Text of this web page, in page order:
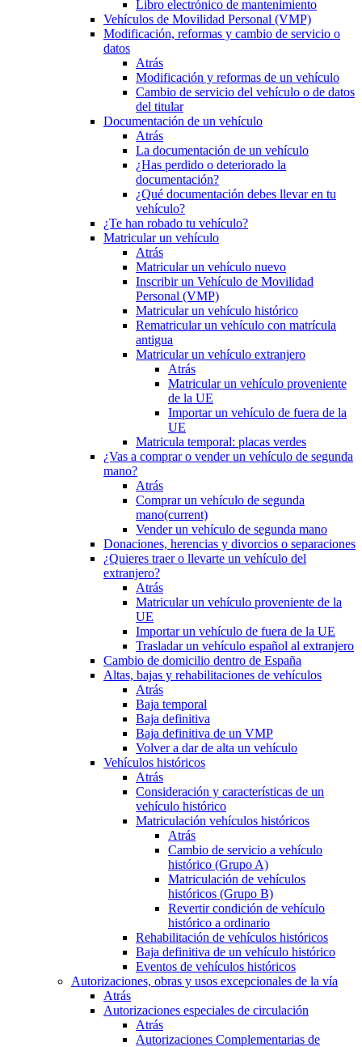
Libro electrónico de mantenimiento
Vehículos de Movilidad Personal (VMP)
Modificación, reformas y cambio de servicio o
datos
Atrás
Modificación y reformas de un vehículo
Cambio de servicio del vehículo o de datos
del titular
Documentación de un vehículo
Atrás
La documentación de un vehículo
¿Has perdido o deteriorado la
documentación?
¿Qué documentación debes llevar en tu
vehículo?
¿Te han robado tu vehículo?
Matricular un vehículo
Atrás
Matricular un vehículo nuevo
Inscribir un Vehículo de Movilidad
Personal (VMP)
Matricular un vehículo histórico
Rematricular un vehículo con matrícula
antigua
Matricular un vehículo extranjero
Atrás
Matricular un vehículo proveniente
de la UE
Importar un vehículo de fuera de la
UE
Matricula temporal: placas verdes
¿Vas a comprar o vender un vehículo de segunda
mano?
Atrás
Comprar un vehículo de segunda
mano(current)
Vender un vehículo de segunda mano
Donaciones, herencias y divorcios o separaciones
¿Quieres traer o llevarte un vehículo del
extranjero?
Atrás
Matricular un vehículo proveniente de la
UE
Importar un vehículo de fuera de la UE
Trasladar un vehículo español al extranjero
Cambio de domicilio dentro de España
Altas, bajas y rehabilitaciones de vehículos
Atrás
Baja temporal
Baja definitiva
Baja definitiva de un VMP
Volver a dar de alta un vehículo
Vehículos históricos
Atrás
Consideración y características de un
vehículo histórico
Matriculación vehículos históricos
Atrás
Cambio de servicio a vehículo
histórico (Grupo A)
Matriculación de vehículos
históricos (Grupo B)
Revertir condición de vehículo
histórico a ordinario
Rehabilitación de vehículos históricos
Baja definitiva de un vehículo histórico
Eventos de vehículos históricos
Autorizaciones, obras y usos excepcionales de la vía
Atrás
Autorizaciones especiales de circulación
Atrás
Autorizaciones Complementarias de